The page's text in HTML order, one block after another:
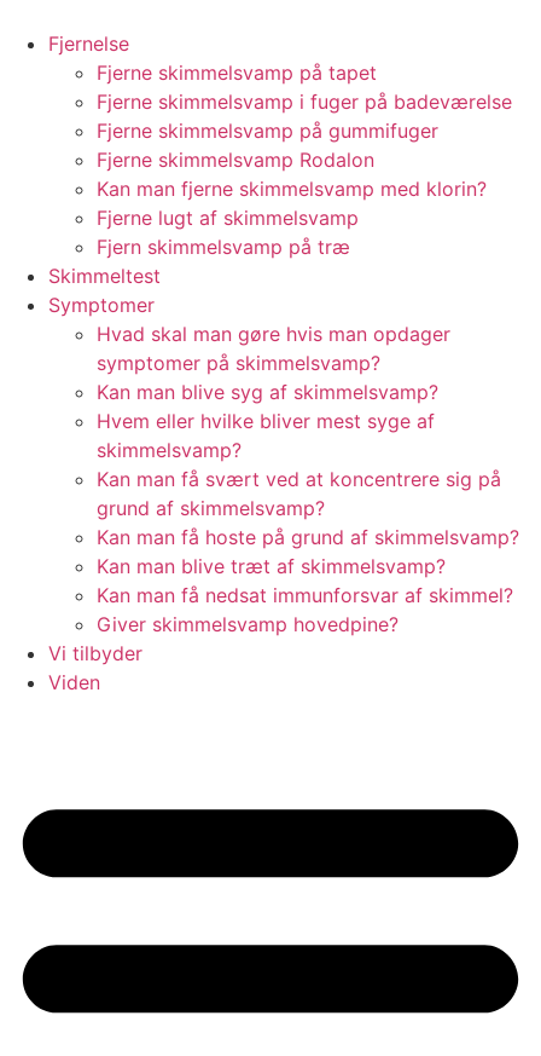
Fjernelse
Fjerne skimmelsvamp på tapet
Fjerne skimmelsvamp i fuger på badeværelse
Fjerne skimmelsvamp på gummifuger
Fjerne skimmelsvamp Rodalon
Kan man fjerne skimmelsvamp med klorin?
Fjerne lugt af skimmelsvamp
Fjern skimmelsvamp på træ
Skimmeltest
Symptomer
Hvad skal man gøre hvis man opdager
symptomer på skimmelsvamp?
Kan man blive syg af skimmelsvamp?
Hvem eller hvilke bliver mest syge af
skimmelsvamp?
Kan man få svært ved at koncentrere sig på
grund af skimmelsvamp?
Kan man få hoste på grund af skimmelsvamp?
Kan man blive træt af skimmelsvamp?
Kan man få nedsat immunforsvar af skimmel?
Giver skimmelsvamp hovedpine?
Vi tilbyder
Viden